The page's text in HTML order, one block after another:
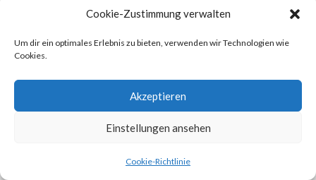
Cookie-Zustimmung verwalten
Um dir ein optimales Erlebnis zu bieten, verwenden wir Technologien wie
Cookies.
Akzeptieren
Einstellungen ansehen
Cookie-Richtlinie
Mara Gold: Antike Mythen ohne Männer - Schreiblust
LeselustzuNatalie Haynes: Die Heldinnen von Troja: A
Thousand Ships
Mara Gold: Antike Mythen ohne Männer - Schreiblust
LeselustzuNatalie Haynes: Stone Blind: Der Blick der